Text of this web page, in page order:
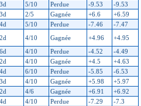
3d 5/10 Perdue -9.53
-9.53
3d 2/5 Gagnée +6.6
+6.59
4d 5/10 Perdue -7.46
-7.47
2d 4/10 Gagnée +4.96
+4.95
6d 4/10 Perdue -4.52
-4.49
2d 4/10 Gagnée +4.5
+4.63
4d 6/10 Perdue -5.85
-6.53
3d 4/10 Gagnée +5.98
+5.97
2d 4/6 Gagnée +6.91
+6.92
4d 4/10 Perdue -7.29 -7.3